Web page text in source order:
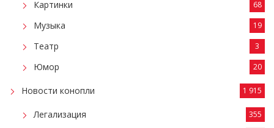
Картинки 68
Музыка 19
Театр 3
Юмор 20
Новости конопли 1 915
Легализация 355